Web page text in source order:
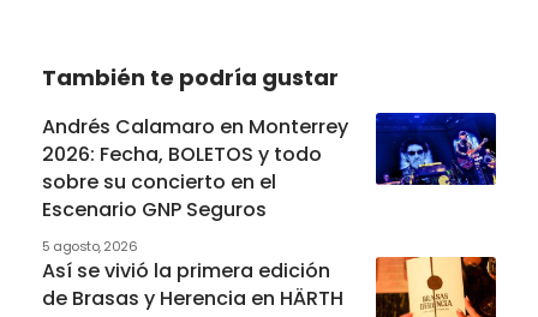
También te podría gustar
Andrés Calamaro en Monterrey
2026: Fecha, BOLETOS y todo
sobre su concierto en el
Escenario GNP Seguros
5 agosto, 2026
Así se vivió la primera edición
de Brasas y Herencia en HÄRTH